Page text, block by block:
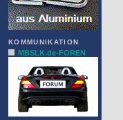
KOMMUNIKATION
MBSLK.de-FOREN